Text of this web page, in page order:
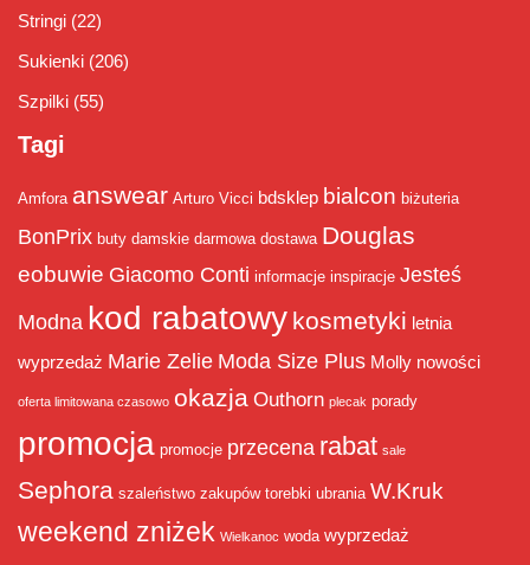
Stringi (22)
Sukienki (206)
Szpilki (55)
Tagi
Amfora answear Arturo Vicci bdsklep bialcon biżuteria
BonPrix buty damskie darmowa dostawa Douglas
eobuwie Giacomo Conti informacje inspiracje Jesteś
Modna kod rabatowy kosmetyki letnia
wyprzedaż Marie Zelie Moda Size Plus Molly nowości
oferta limitowana czasowo okazja Outhorn plecak porady
promocja promocje przecena rabat sale
Sephora szaleństwo zakupów torebki ubrania W.Kruk
weekend zniżek Wielkanoc woda wyprzedaż